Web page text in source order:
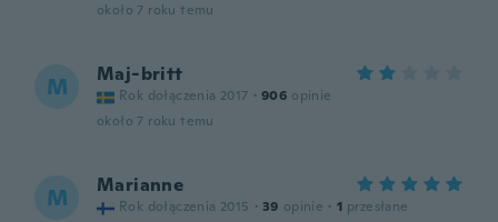
około 7 roku temu
M Maj-britt
Rok dołączenia 2017 · 906 opinie
około 7 roku temu
M Marianne
Rok dołączenia 2015 · 39 opinie · 1 przesłane